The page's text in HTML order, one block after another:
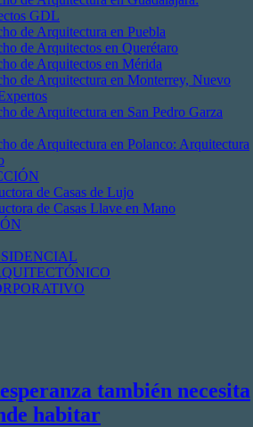
GDL
de Arquitectura en Puebla
de Arquitectos en Querétaro
de Arquitectos en Mérida
de Arquitectura en Monterrey, Nuevo
de Arquitectura en San Pedro Garza
de Arquitectura en Polanco: Arquitectura
de Casas de Lujo
de Casas Llave en Mano
también necesita
habitar